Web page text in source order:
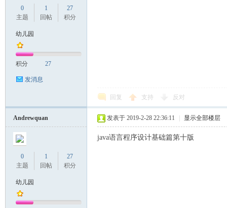
0
主题
1
回帖
27
积分
幼儿园
积分 27
发消息
回复 支持 反对
Andrewquan
0
主题
1
回帖
27
积分
幼儿园
发表于 2019-2-28 22:36:11 显示全部楼层
java语言程序设计基础篇第十版